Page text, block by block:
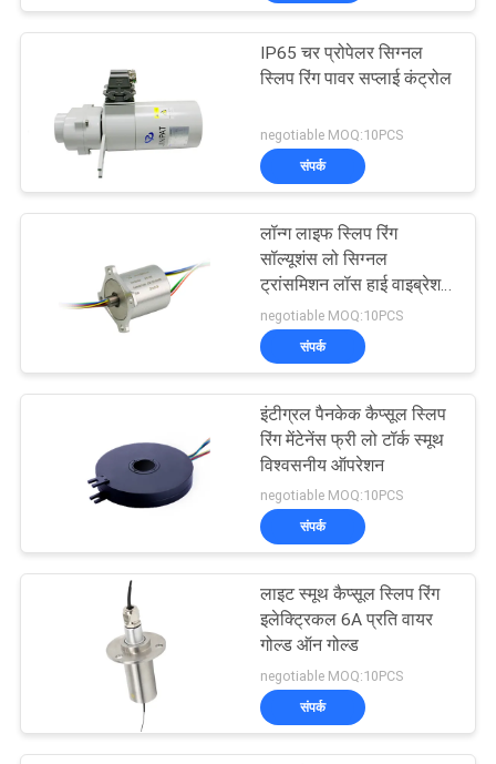
हमारे
कारखाना
भ्रमण
संपर्क
उद्धरण
साइटमैप
कैप्सूल पर्ची की अंगूठी
141
सिग्नल स्लिप रिंग्स
फाइबर ऑप्टिक रोटरी
संयुक्त
28
IP65 चर प्रोपेलर सिग्नल
स्लिप रिंग पावर सप्लाई कंट्रोल
negotiable MOQ:10PCS
संपर्क
लॉन्ग लाइफ स्लिप रिंग
सॉल्यूशंस लो सिग्नल
ट्रांसमिशन लॉस हाई वाइब्रेशन
रेजिस्टेंस
negotiable MOQ:10PCS
संपर्क
इंटीग्रल पैनकेक कैप्सूल स्लिप
रिंग मेंटेनेंस फ्री लो टॉर्क स्मूथ
विश्वसनीय ऑपरेशन
negotiable MOQ:10PCS
संपर्क
लाइट स्मूथ कैप्सूल स्लिप रिंग
इलेक्ट्रिकल 6A प्रति वायर
गोल्ड ऑन गोल्ड
negotiable MOQ:10PCS
संपर्क